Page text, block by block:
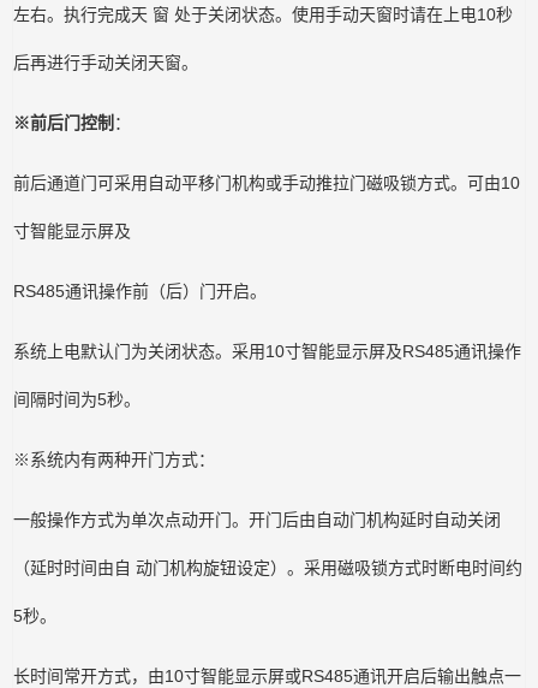
左右。执行完成天 窗 处于关闭状态。使用手动天窗时请在上电10秒
后再进行手动关闭天窗。
※前后门控制 ：
前后通道门可采用自动平移门机构或手动推拉门磁吸锁方式。可由10
寸智能显示屏及
RS485通讯操作前（后）门开启。
系统上电默认门为关闭状态。采用10寸智能显示屏及RS485通讯操作
间隔时间为5秒。
※系统内有两种开门方式：
一般操作方式为单次点动开门。开门后由自动门机构延时自动关闭
（延时时间由自 动门机构旋钮设定）。采用磁吸锁方式时断电时间约
5秒。
长时间常开方式，由10寸智能显示屏或RS485通讯开启后输出触点一